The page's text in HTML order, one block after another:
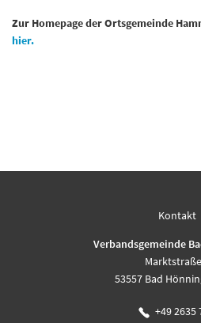
Zur Homepage der Ortsgemeinde
hier.
Kontakt
Verbandsgemeinde
53557 Bad
+49 2635